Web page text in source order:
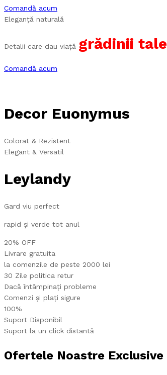
Comandă acum
Eleganță naturală
Detalii care dau viață grădinii tale
Comandă acum
Decor Euonymus
Colorat & Rezistent
Elegant & Versatil
Leylandy
Gard viu perfect
rapid și verde tot anul
20% OFF
Livrare gratuita
la comenzile de peste 2000 lei
30 Zile politica retur
Dacă întâmpinați probleme
Comenzi și plați sigure
100%
Suport Disponibil
Suport la un click distantă
Ofertele Noastre Exclusive